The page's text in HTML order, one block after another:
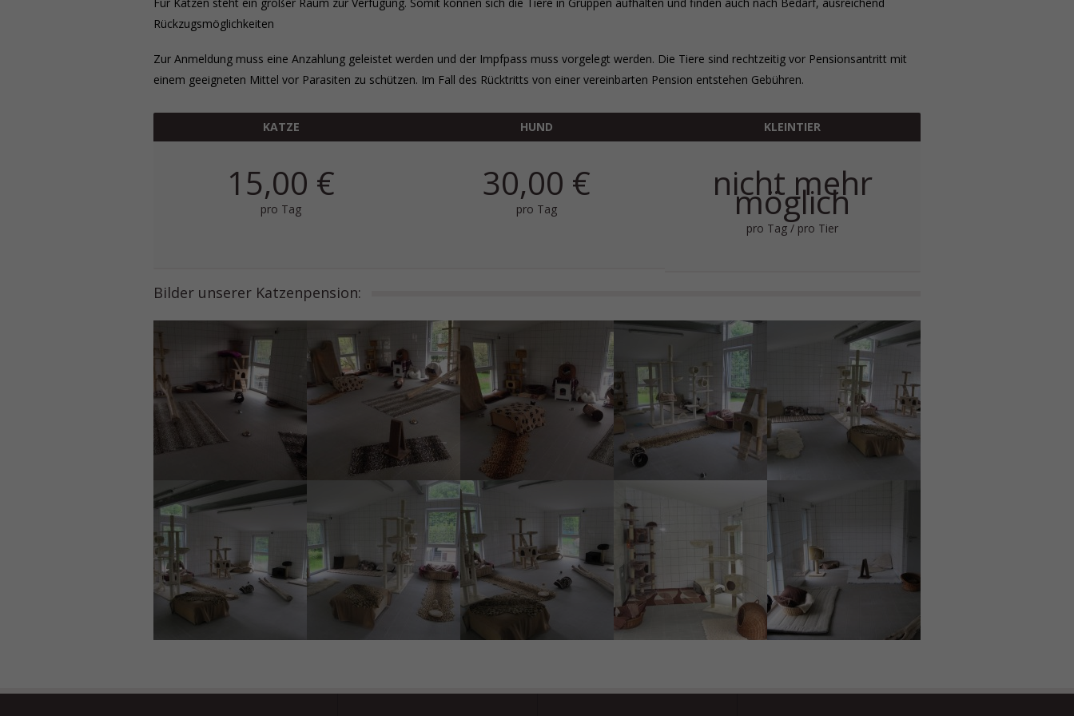
Rückzugsmöglichkeiten
Zur Anmeldung muss eine Anzahlung geleistet werden und der Impfpass muss vorgelegt werden. Die Tiere sind rechtzeitig vor Pensionsantritt mit
einem geeigneten Mittel vor Parasiten zu schützen. Im Fall des Rücktritts von einer vereinbarten Pension entstehen Gebühren.
KATZE
15,00 €
pro Tag
HUND
30,00 €
pro Tag
KLEINTIER
nicht mehr
möglich
pro Tag / pro Tier
Bilder unserer Katzenpension: